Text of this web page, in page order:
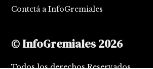
Contctá a InfoGremiales
© InfoGremiales 2026
Todos los derechos Reservados